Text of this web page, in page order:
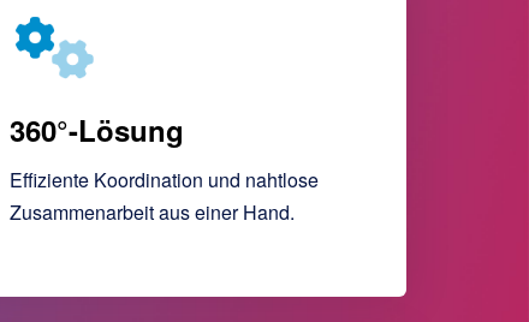
360°-Lösung
Effiziente Koordination und nahtlose
Zusammenarbeit aus einer Hand.